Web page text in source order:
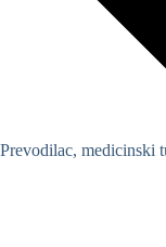
Prevodilac, medicinski